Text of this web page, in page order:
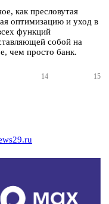
как пресловутая
оптимизацию и уход в
функций
собой на
чем просто банк.
14 15